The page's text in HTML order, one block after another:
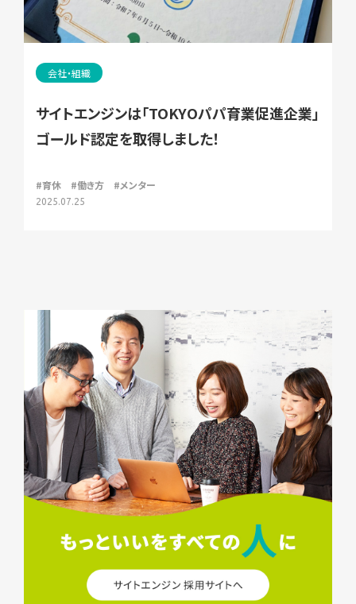
会社・組織
サイトエンジンは「TOKYOパパ育業促進企業」
ゴールド認定を取得しました！
#育休 #働き方 #メンター
2025.07.25